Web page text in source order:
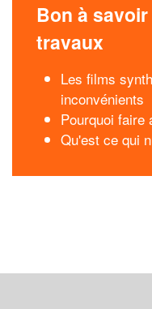
Bon à
travaux
Les films
inconvénients
Pourquoi faire
Qu'est ce qui